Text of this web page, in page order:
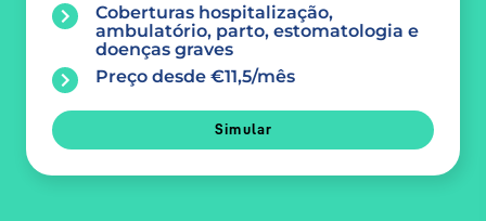
Coberturas hospitalização,
ambulatório, parto, estomatologia e
doenças graves
Preço desde €11,5/mês
Simular